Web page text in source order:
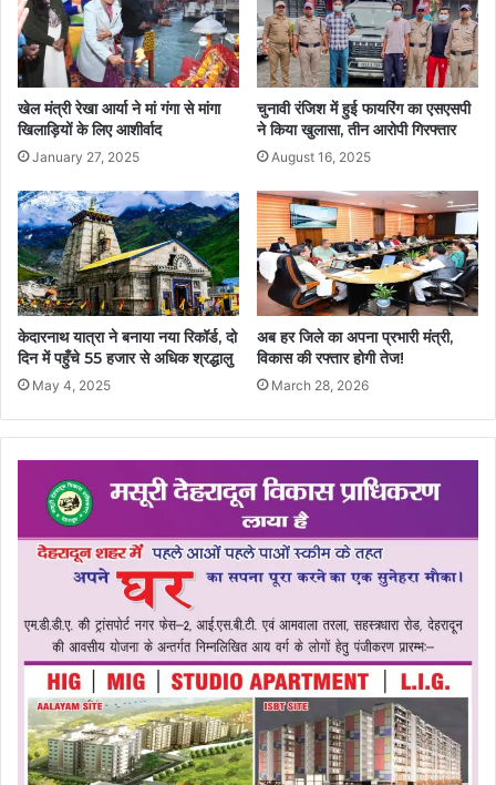
खेल मंत्री रेखा आर्या ने मां गंगा से मांगा
खिलाड़ियों के लिए आशीर्वाद
January 27, 2025
चुनावी रंजिश में हुई फायरिंग का एसएसपी
ने किया खुलासा, तीन आरोपी गिरफ्तार
August 16, 2025
केदारनाथ यात्रा ने बनाया नया रिकॉर्ड, दो
दिन में पहुँचे 55 हजार से अधिक श्रद्धालु
May 4, 2025
अब हर जिले का अपना प्रभारी मंत्री,
विकास की रफ्तार होगी तेज!
March 28, 2026